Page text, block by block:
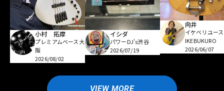
小村 拓摩
プレミアムベース大
阪
2026/08/02
イシダ
パワーDJ's渋谷
2026/07/19
向井
イケベリユース
IKEBUKURO
2026/06/07
VIEW MORE